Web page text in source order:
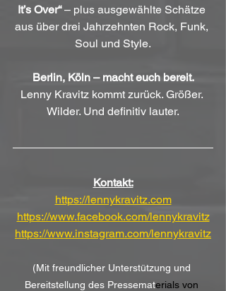
It’s Over“ – plus ausgewählte Schätze
aus über drei Jahrzehnten Rock, Funk,
Soul und Style.
Berlin, Köln – macht euch bereit.
Lenny Kravitz kommt zurück. Größer.
Wilder. Und definitiv lauter.
Kontakt:
https://lennykravitz.com
https://www.facebook.com/lennykravitz
https://www.instagram.com/lennykravitz
(Mit freundlicher Unterstützung und
Bereitstellung des Pressematerials von